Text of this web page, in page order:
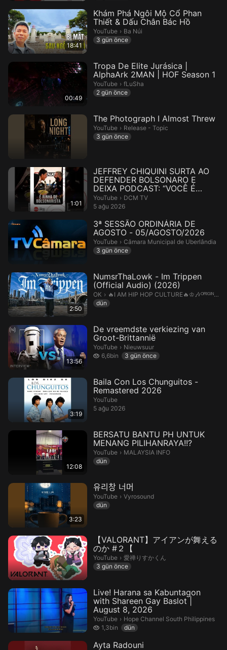
18:41
Khám Phá Ngôi Mộ Cổ Phan
Thiết & Dấu Chân Bác Hồ
YouTube › Ba Núi.
Ba Núi
3 gün önce
00:49
Tropa De Elite Jurásica |
AlphaArk 2MAN | HOF Season 1
YouTube › fLuSha.
fLuSha
2 gün önce
The Photograph I Almost Threw
YouTube › Release - Topic.
Release - Topic
3 gün önce
1:01
JEFFREY CHIQUINI SURTA AO
DEFENDER BOLSONARO E
DEIXA PODCAST: “VOCÊ É
LULA”
YouTube › DCM TV.
DCM TV
5 ağu 2026
3ª SESSÃO ORDINÁRIA DE
AGOSTO - 05/AGOSTO/2026
YouTube › Câmara Municipal de Uberlândia.
Câmara Municipal de Uberlândia
3 gün önce
2:50
NumsrThaLowk - Im Trippen
(Official Audio) (2026)
ОК › 🔥I AM HIP HOP
🔥I AM HIP HOP CULTURE🔥♔🎶ᴼᴿᴵᴳᴵᴺᴬᴸ✔🔞
dün
13:56
De vreemdste verkiezing van
Groot-Brittannië
YouTube › Nieuwsuur.
Nieuwsuur
6,6bin
6,6 bin izleme3 gün önce
3:19
Baila Con Los Chunguitos -
Remastered 2026
YouTube
5 ağu 2026
12:08
BERSATU BANTU PH UNTUK
MENANG PILIHANRAYA!!?
YouTube › MALAYSIA INFO.
MALAYSIA INFO
dün
3:23
유리창 너머
YouTube › Vyrosound.
Vyrosound
dün
【VALORANT】アイアンが舞える
のか #２【
YouTube › 愛禅りすかくん.
愛禅りすかくん
3 gün önce
Live! Harana sa Kabuntagon
with Shareen Gay Baslot |
August 8, 2026
YouTube › Hope Channel South Philippines.
Hope Channel South Philippines
1,3bin
1,3 bin izleme
dün
Ayta Radouni